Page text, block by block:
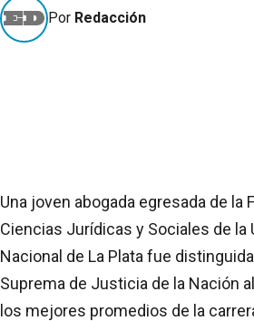
Por Redacción
Una joven abogada egresada de la
Ciencias Jurídicas y Sociales de la
Nacional de La Plata fue
Suprema de Justicia de la Nación
los mejores promedios de la